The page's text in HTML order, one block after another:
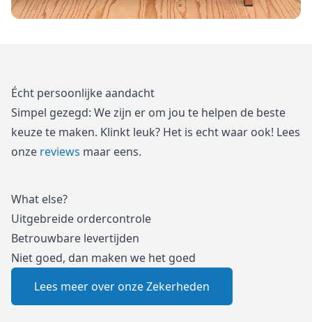
Écht persoonlijke aandacht
Simpel gezegd: We zijn er om jou te helpen de beste
keuze te maken. Klinkt leuk? Het is echt waar ook! Lees
onze reviews maar eens.
What else?
Uitgebreide ordercontrole
Betrouwbare levertijden
Niet goed, dan maken we het goed
Lees meer over onze Zekerheden